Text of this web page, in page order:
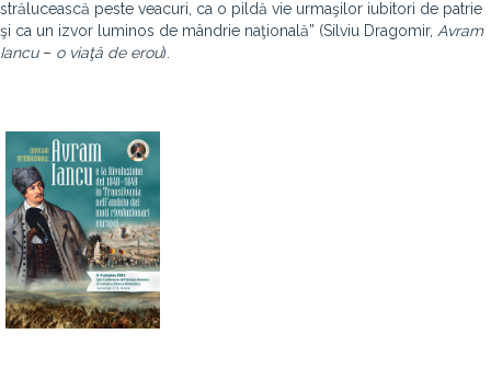
strălucească peste veacuri, ca o pildă vie urmaşilor iubitori de patrie
şi ca un izvor luminos de mândrie naţională” (Silviu Dragomir, Avram
Iancu– o viaţă de erou).